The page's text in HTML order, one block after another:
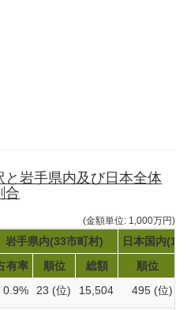
岩手県内及び日本全体
合
(金額単位: 1,000万円)
岩手県内(33市町村)
日本国内
有率
順位 総額
順位
0.9% 23 (位) 15,504 495 (位)